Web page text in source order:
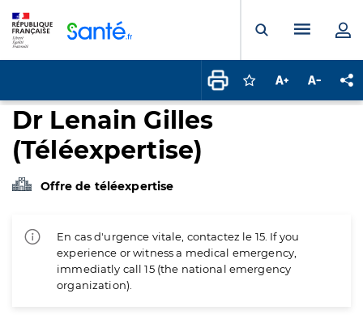
Ouvrir laMenu
Connectez-vous
Augmenter la
Dr Lenain Gilles
(Téléexpertise)
Offre de téléexpertise
En cas d'urgence vitale, contactez le 15. If you
experience or witness a medical emergency,
immediatly call 15 (the national emergency
organization).